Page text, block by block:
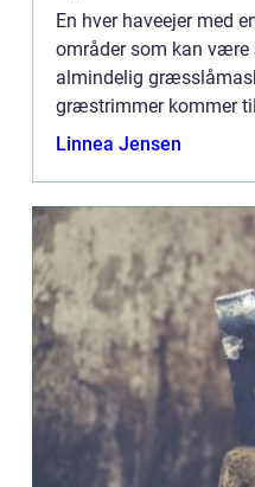
En hver haveejer med
områder som kan
almindelig
græstrimmer kommer
øn...
Linnea Jensen